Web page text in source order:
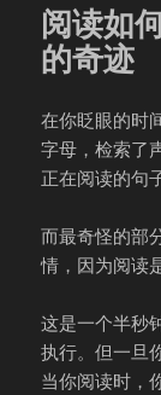
阅读如
的奇迹
在你眨眼的时
字母，检索了
正在阅读的句
而最奇怪的部
情，因为阅读
这是一个半秒
执行。但一旦
当你阅读时，